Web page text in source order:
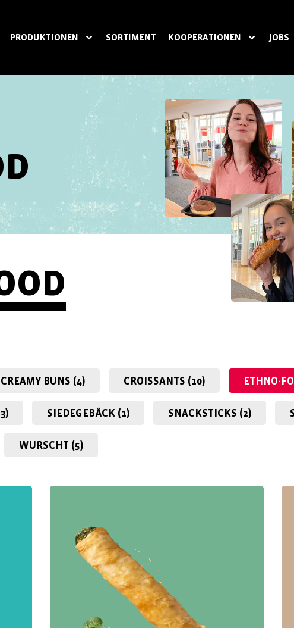
PRODUKTIONEN SORTIMENT KOOPERATIONEN JOBS
CREAMY BUNS (4) CROISSANTS (10) ETHNO-
SIEDEGEBÄCK (1) SNACKSTICKS (2)
WURSCHT (5)